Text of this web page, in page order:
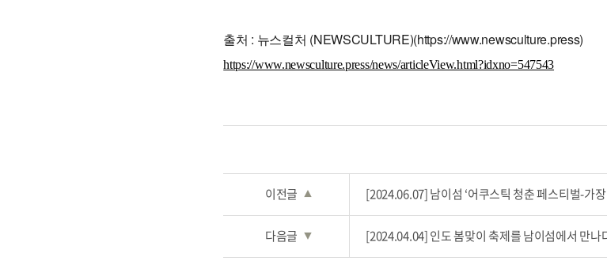
출처 : 뉴스컬처 (NEWSCULTURE)(https://www.newsculture.press)
https://www.newsculture.press/news/articleView.html?idxno=547543
이전글 ▲ [2024.06.07] 남이섬 ‘어쿠스틱 청춘 페스티벌-가장
다음글 ▼ [2024.04.04] 인도 봄맞이 축제를 남이섬에서 만나